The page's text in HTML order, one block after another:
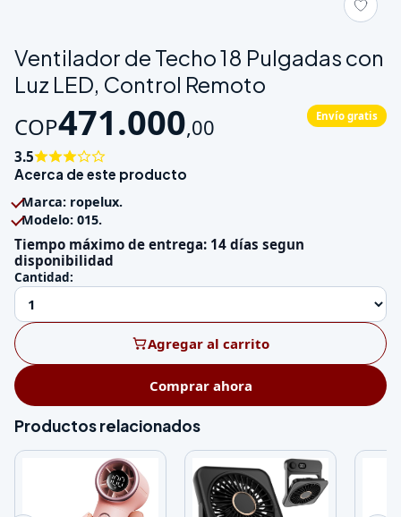
Ventilador de Techo 18 Pulgadas con
Luz LED, Control Remoto
COP471.000,00 Envío gratis
3.5
Acerca de este producto
Marca: ropelux.
Modelo: 015.
Tiempo máximo de entrega: 14 días segun
disponibilidad
Cantidad:
Agregar al carrito
Comprar ahora
Productos relacionados